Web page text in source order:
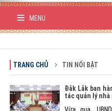
MENU
TRANG CHỦ TIN NỔI BẬT
Đắk Lắk ban
tác quản lý
Vừa qua,